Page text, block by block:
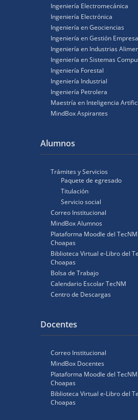
Ingeniería Electromecánica
Ingeniería Electrónica
Ingeniería en Geociencias
Ingeniería en Gestión
Ingeniería en Industrias
Ingeniería en Sistemas
Ingeniería Forestal
Ingeniería Industrial
Ingeniería Petrolera
Maestría en Inteligencia
MindBox Aspirantes
Alumnos
Trámites y Servicios
Paquete de egresado
Titulación
Servicio social
Correo Institucional
MindBox Alumnos
Plataforma Moodle del
Choapas
Biblioteca Virtual e-Libro del
Choapas
Bolsa de Trabajo
Calendario Escolar TecNM
Centro de Descargas
Docentes
Correo Institucional
MindBox Docentes
Plataforma Moodle del
Choapas
Biblioteca Virtual e-Libro del
Choapas